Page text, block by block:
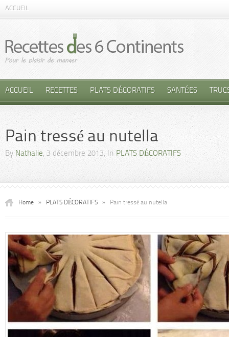
ACCUEIL
ACCUEIL RECETTES PLATS DÉCORATIFS SANTÉES
Pain tressé au nutella
By Nathalie, 3 décembre 2013, In PLATS DÉCORATIFS
Home » PLATS DÉCORATIFS » Pain tressé au nutella